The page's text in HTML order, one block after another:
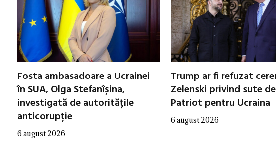
Fosta ambasadoare a Ucrainei
în SUA, Olga Stefanîșina,
investigată de autoritățile
anticorupție
6 august 2026
Trump ar fi refuzat
Zelenski privind sute
Patriot pentru Ucraina
6 august 2026